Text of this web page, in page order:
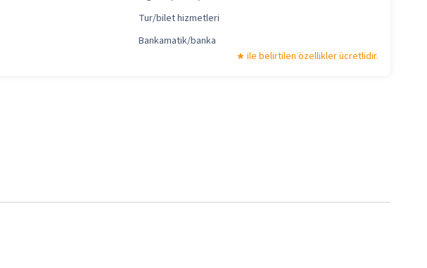
Tur/bilet hizmetleri
Bankamatik/banka
ile belirtilen özellikler ücretlidir.